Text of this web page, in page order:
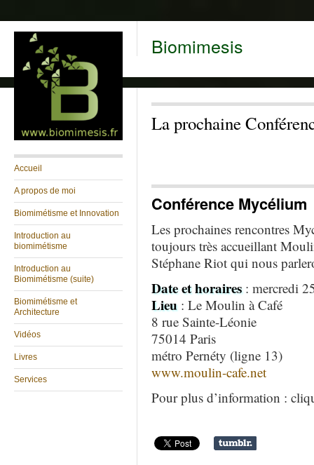
Biomimesis
Accueil
A propos de moi
Biomimétisme et Innovation
Introduction au
biomimétisme
Introduction au
Biomimétisme (suite)
Biomimétisme et
Architecture
Vidéos
Livres
Services
La prochaine
Conférence Mycélium
Les prochaines rencontres
toujours très accueillant
Stéphane Riot qui nous
Date et horaires: mercredi
Lieu : Le Moulin à Café
8 rue Sainte-Léonie
75014 Paris
métro Pernéty (ligne 13)
www.moulin-cafe.net
Pour plus d’information :